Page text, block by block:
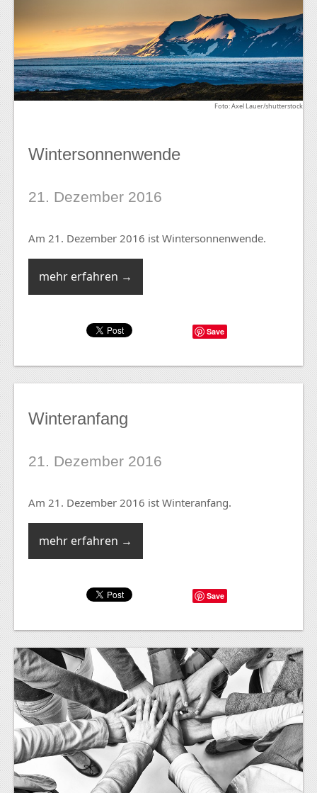
Foto: Axel Lauer/shutterstock
Wintersonnenwende
21. Dezember 2016
Am 21. Dezember 2016 ist Wintersonnenwende.
mehr erfahren →
Save
Winteranfang
21. Dezember 2016
Am 21. Dezember 2016 ist Winteranfang.
mehr erfahren →
Save